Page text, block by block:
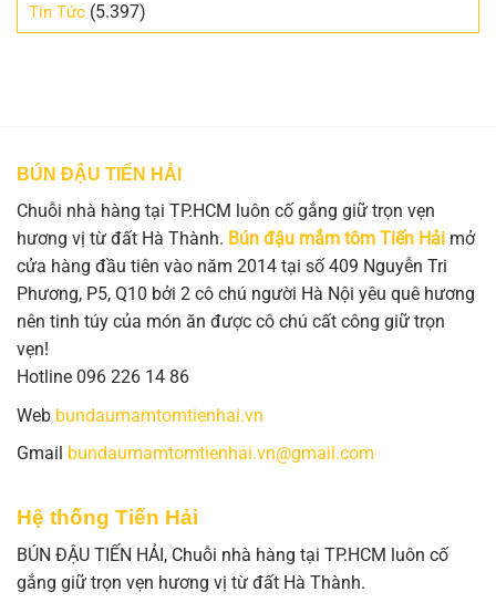
Tin Tức (5.397)
BÚN ĐẬU TIẾN HẢI
Chuỗi nhà hàng tại TP.HCM luôn cố gắng giữ trọn vẹn
hương vị từ đất Hà Thành. Bún đậu mắm tôm Tiến Hải mở
cửa hàng đầu tiên vào năm 2014 tại số 409 Nguyễn Tri
Phương, P5, Q10 bởi 2 cô chú người Hà Nội yêu quê hương
nên tinh túy của món ăn được cô chú cất công giữ trọn
vẹn!
Hotline 096 226 14 86
Web bundaumamtomtienhai.vn
Gmail bundaumamtomtienhai.vn@gmail.com
Hệ thống Tiến Hải
BÚN ĐẬU TIẾN HẢI, Chuỗi nhà hàng tại TP.HCM luôn cố
gắng giữ trọn vẹn hương vị từ đất Hà Thành.